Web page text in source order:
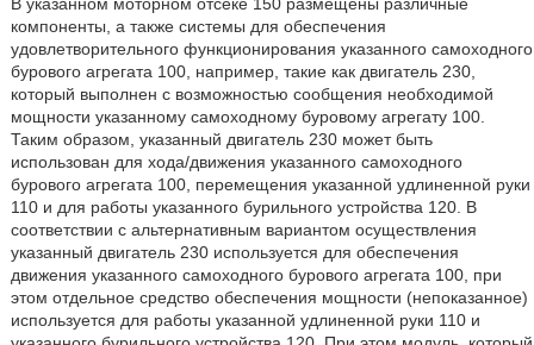
компоненты, а также системы для обеспечения
удовлетворительного функционирования указанного самоходного
бурового агрегата 100, например, такие как двигатель 230,
который выполнен с возможностью сообщения необходимой
мощности указанному самоходному буровому агрегату 100.
Таким образом, указанный двигатель 230 может быть
использован для хода/движения указанного самоходного
бурового агрегата 100, перемещения указанной удлиненной руки
110 и для работы указанного бурильного устройства 120. В
соответствии с альтернативным вариантом осуществления
указанный двигатель 230 используется для обеспечения
движения указанного самоходного бурового агрегата 100, при
этом отдельное средство обеспечения мощности (непоказанное)
используется для работы указанной удлиненной руки 110 и